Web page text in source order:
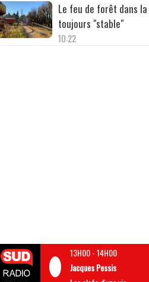
Le feu de forêt dans la
toujours "stable"
10:22
13H00-14H00
Jacques Pessis